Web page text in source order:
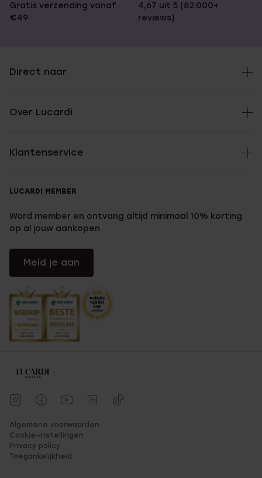
Gratis verzending vanaf
€49
4,67 uit 5 (82.000+
reviews)
Direct naar
Over Lucardi
Klantenservice
LUCARDI MEMBER
Word member en ontvang altijd minimaal 10% korting
op al jouw aankopen
Meld je aan
Algemene voorwaarden
Cookie-instellingen
Privacy policy
Toegankelijkheid